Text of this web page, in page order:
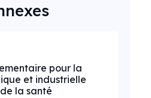
pour la
et industrielle
la santé